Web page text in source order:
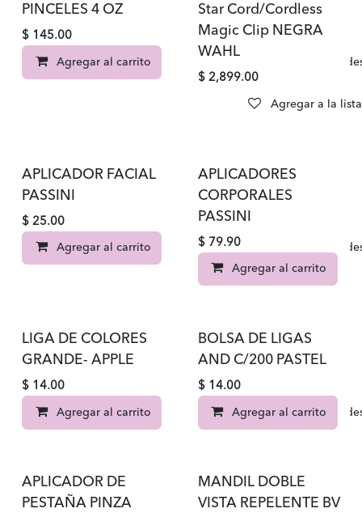
PINCELES 4 OZ
$ 145.00
Agregar al carrito Agregar a la lista de
Star Cord/Cordless
Magic Clip NEGRA
WAHL
$ 2,899.00
Agregar a la
APLICADOR FACIAL
PASSINI
$25.00
Agregar al carrito Agregar a la lista de
APLICADORES
CORPORALES
PASSINI
$ 79.90
Agregar al carrito
LIGA DE COLORES
GRANDE- APPLE
$ 14.00
Agregar al carrito Agregar a la lista de
BOLSA DE LIGAS
AND C/200 PASTEL
$ 14.00
Agregar al carrito
APLICADOR DE
PESTAÑA PINZA
MANDIL DOBLE
VISTA REPELENTE BV